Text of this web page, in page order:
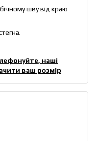
шву від краю
наші
ваш розмір